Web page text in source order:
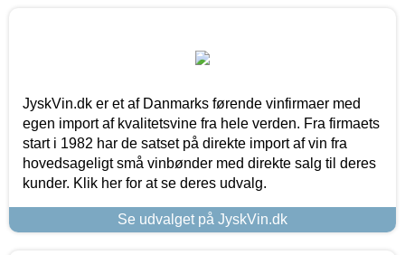
JyskVin.dk er et af Danmarks førende vinfirmaer med
egen import af kvalitetsvine fra hele verden. Fra firmaets
start i 1982 har de satset på direkte import af vin fra
hovedsageligt små vinbønder med direkte salg til deres
kunder. Klik her for at se deres udvalg.
Se udvalget på JyskVin.dk